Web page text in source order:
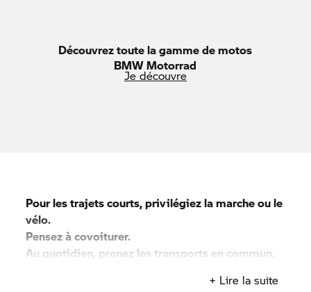
Les opportunités présentées couvrent différentes
catégories de la gammeBMW Motorrad.Chaque
offre est limitée dans le temps. Consultez le
Découvrez toute la gamme de motos
BMW Motorrad
Je découvre
Pour les trajets courts, privilégiez la marche ou le
vélo.
Pensez à covoiturer.
Au quotidien, prenez les transports en commun.
+ Lire la suite